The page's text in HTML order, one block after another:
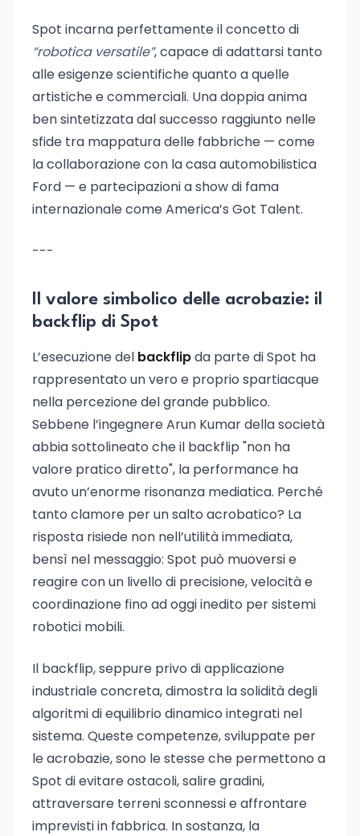
Spot incarna perfettamente il concetto di
“robotica versatile”, capace di adattarsi tanto
alle esigenze scientifiche quanto a quelle
artistiche e commerciali. Una doppia anima
ben sintetizzata dal successo raggiunto nelle
sfide tra mappatura delle fabbriche — come
la collaborazione con la casa automobilistica
Ford — e partecipazioni a show di fama
internazionale come America’s Got Talent.
---
Il valore simbolico delle acrobazie: il
backflip di Spot
L’esecuzione del backflipda parte di Spot ha
rappresentato un vero e proprio spartiacque
nella percezione del grande pubblico.
Sebbene l’ingegnere Arun Kumar della società
abbia sottolineato che il backflip "non ha
valore pratico diretto", la performance ha
avuto un’enorme risonanza mediatica. Perché
tanto clamore per un salto acrobatico? La
risposta risiede non nell’utilità immediata,
bensì nel messaggio: Spot può muoversi e
reagire con un livello di precisione, velocità e
coordinazione fino ad oggi inedito per sistemi
robotici mobili.
Il backflip, seppure privo di applicazione
industriale concreta, dimostra la solidità degli
algoritmi di equilibrio dinamico integrati nel
sistema. Queste competenze, sviluppate per
le acrobazie, sono le stesse che permettono a
Spot di evitare ostacoli, salire gradini,
attraversare terreni sconnessi e affrontare
imprevisti in fabbrica. In sostanza, la